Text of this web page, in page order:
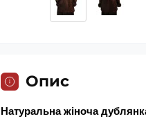
Опис
Натуральна жіноча